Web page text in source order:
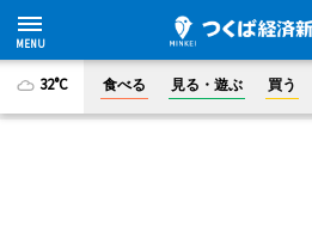
32°C 食べる 見る・遊ぶ 買う